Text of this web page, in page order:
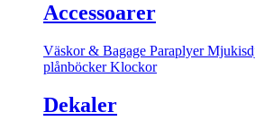
Accessoarer
Väskor & Bagage Paraplyer
plånböckerKlockor
Dekaler